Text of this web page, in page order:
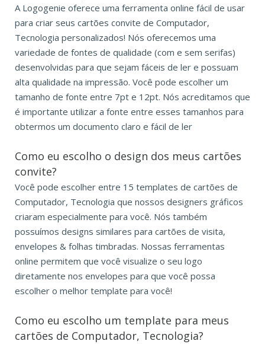
A Logogenie oferece uma ferramenta online fácil de usar
para criar seus cartões convite de Computador,
Tecnologia personalizados! Nós oferecemos uma
variedade de fontes de qualidade (com e sem serifas)
desenvolvidas para que sejam fáceis de ler e possuam
alta qualidade na impressão. Você pode escolher um
tamanho de fonte entre 7pt e 12pt. Nós acreditamos que
é importante utilizar a fonte entre esses tamanhos para
obtermos um documento claro e fácil de ler
Como eu escolho o design dos meus cartões
convite?
Você pode escolher entre 15 templates de cartões de
Computador, Tecnologia que nossos designers gráficos
criaram especialmente para você. Nós também
possuímos designs similares para cartões de visita,
envelopes & folhas timbradas. Nossas ferramentas
online permitem que você visualize o seu logo
diretamente nos envelopes para que você possa
escolher o melhor template para você!
Como eu escolho um template para meus
cartões de Computador, Tecnologia?